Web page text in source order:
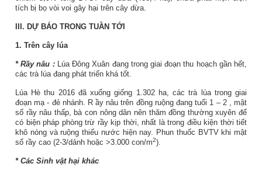
tích bị bọ vòi voi gây hại trên cây dừa.
III. DỰ BÁO TRONG TUẦN TỚI
1. Trên cây lúa
* Rầy nâu : Lúa Đông Xuân đang trong giai đoạn thu hoạch gần hết,
các trà lúa đang phát triển khá tốt.
Lúa Hè thu 2016 đã xuống giống 1.302 ha, các trà lúa trong giai
đoạn mạ - đẻ nhánh. R ầynâu trên đồng ruộng đang tuổi 1 – 2
, mật
số rầy nâu thấp, bà con nông dân nên thăm đồng thường xuyên để
có biện pháp phòng trừ rầy kịp thời, nhất là trong điều kiện thời tiết
khô nóng và ruộng thiếu nước hiện nay. Phun thuốc BVTV khi mật
số rầy cao (2-3/dảnh hoặc >3.000 con/m2).
* Các Sinh vật hại khác